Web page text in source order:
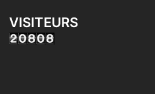
VISITEURS